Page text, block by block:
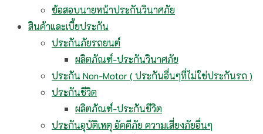
ข้อสอบนายหน้าประกันวินาศภัย
สินค้าและเบี้ยประกัน
ประกันภัยรถยนต์
ผลิตภัณฑ์-ประกันวินาศภัย
ประกัน Non-Motor ( ประกันอื่นๆที่ไม่ใช่ประกันรถ )
ประกันชีวิต
ผลิตภัณฑ์-ประกันชีวิต
ประกันอุบัติเหตุ อัคคีภัย ความเสี่ยงภัยอื่นๆ